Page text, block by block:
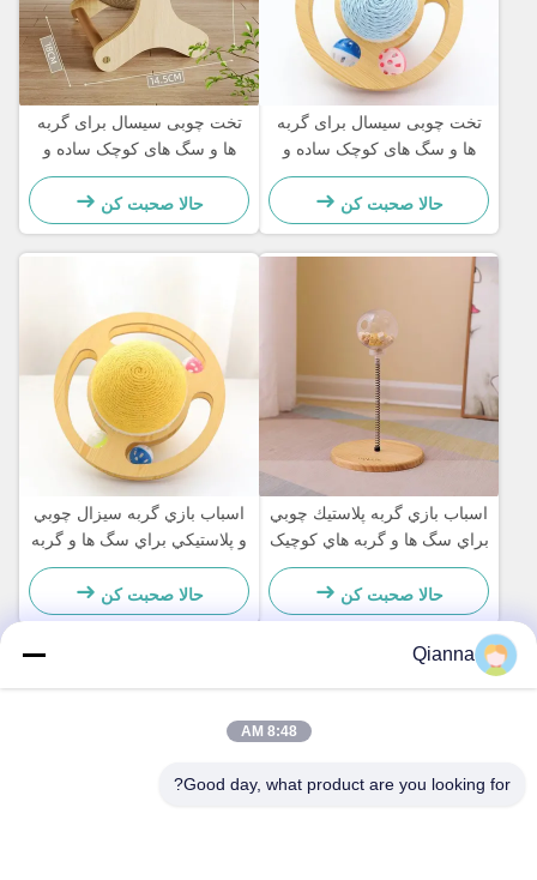
تخت چوبی سیسال برای گربه
ها و سگ های کوچک ساده و
عملی
حالا صحبت کن
تخت چوبی سیسال برای گربه
ها و سگ های کوچک ساده و
عملی
حالا صحبت کن
اسباب بازي گربه پلاستيك چوبي
براي سگ ها و گربه هاي کوچيک
ساده و عملي
حالا صحبت کن
اسباب بازي گربه سيزال چوبي
و پلاستيکي براي سگ ها و گربه
هاي کوچيک ساده و عملي
حالا صحبت کن
آدرس
Qianna
8:48 AM
Good day, what product are you looking for?